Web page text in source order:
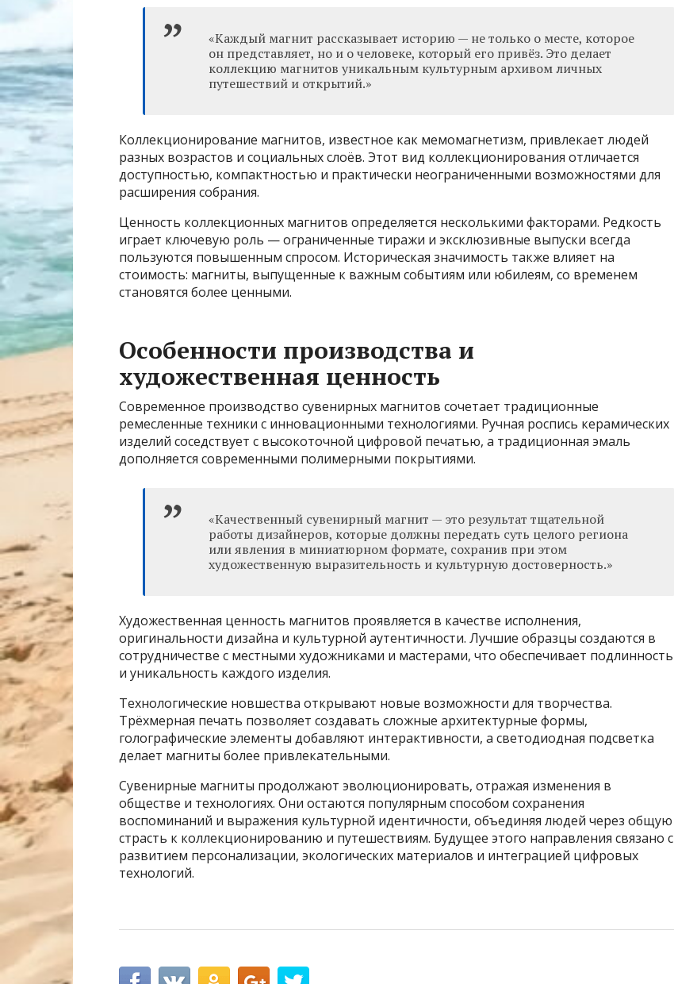
«Каждый магнит рассказывает историю — не только о месте, которое
он представляет, но и о человеке, который его привёз. Это делает
коллекцию магнитов уникальным культурным архивом личных
путешествий и открытий.»
Коллекционирование магнитов, известное как мемомагнетизм, привлекает людей
разных возрастов и социальных слоёв. Этот вид коллекционирования отличается
доступностью, компактностью и практически неограниченными возможностями для
расширения собрания.
Ценность коллекционных магнитов определяется несколькими факторами. Редкость
играет ключевую роль — ограниченные тиражи и эксклюзивные выпуски всегда
пользуются повышенным спросом. Историческая значимость также влияет на
стоимость: магниты, выпущенные к важным событиям или юбилеям, со временем
становятся более ценными.
Особенности производства и
художественная ценность
Современное производство сувенирных магнитов сочетает традиционные
ремесленные техники с инновационными технологиями. Ручная роспись керамических
изделий соседствует с высокоточной цифровой печатью, а традиционная эмаль
дополняется современными полимерными покрытиями.
«Качественный сувенирный магнит — это результат тщательной
работы дизайнеров, которые должны передать суть целого региона
или явления в миниатюрном формате, сохранив при этом
художественную выразительность и культурную достоверность.»
Художественная ценность магнитов проявляется в качестве исполнения,
оригинальности дизайна и культурной аутентичности. Лучшие образцы создаются в
сотрудничестве с местными художниками и мастерами, что обеспечивает подлинность
и уникальность каждого изделия.
Технологические новшества открывают новые возможности для творчества.
Трёхмерная печать позволяет создавать сложные архитектурные формы,
голографические элементы добавляют интерактивности, а светодиодная подсветка
делает магниты более привлекательными.
Сувенирные магниты продолжают эволюционировать, отражая изменения в
обществе и технологиях. Они остаются популярным способом сохранения
воспоминаний и выражения культурной идентичности, объединяя людей через общую
страсть к коллекционированию и путешествиям. Будущее этого направления связано с
развитием персонализации, экологических материалов и интеграцией цифровых
технологий.